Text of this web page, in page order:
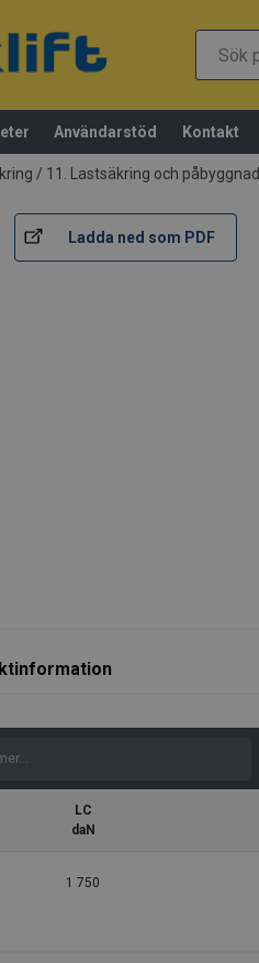
Användarstöd Kontakt
/ 11. Lastsäkring och påbyggnad
Ladda ned som PDF
LC
daN
1 750